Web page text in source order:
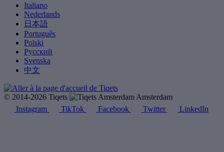
Italiano
Nederlands
日本語
Português
Polski
Русский
Svenska
中文
© 2014-2026 Tiqets
Amsterdam
Instagram
TikTok Facebook Twitter LinkedIn